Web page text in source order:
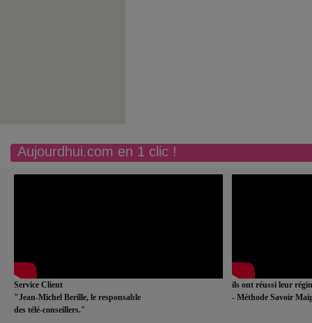
Aujourdhui.com en 1 clic !
Service Client
"Jean-Michel Berille, le responsable
des télé-conseillers."
ils ont réussi leur
- Méthode Savoir